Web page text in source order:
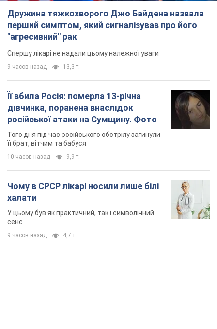
Дружина тяжкохворого Джо Байдена назвала
перший симптом, який сигналізував про його
"агресивний" рак
Спершу лікарі не надали цьому належної уваги
9 часов назад 13,3 т.
Її вбила Росія: померла 13-річна
дівчинка, поранена внаслідок
російської атаки на Сумщину. Фото
Того дня під час російського обстрілу загинули
її брат, вітчим та бабуся
10 часов назад 9,9 т.
Чому в СРСР лікарі носили лише білі
халати
У цьому був як практичний, так і символічний
сенс
9 часов назад 4,7 т.